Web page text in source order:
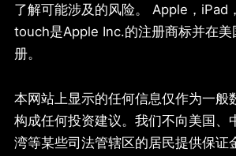
了解可能涉及的风险。 Apple，iPad
touch是Apple Inc.的注册商标并在美
册。
本网站上显示的任何信息仅作为一般
构成任何投资建议。我们不向美国、
湾等某些司法管辖区的居民提供保证